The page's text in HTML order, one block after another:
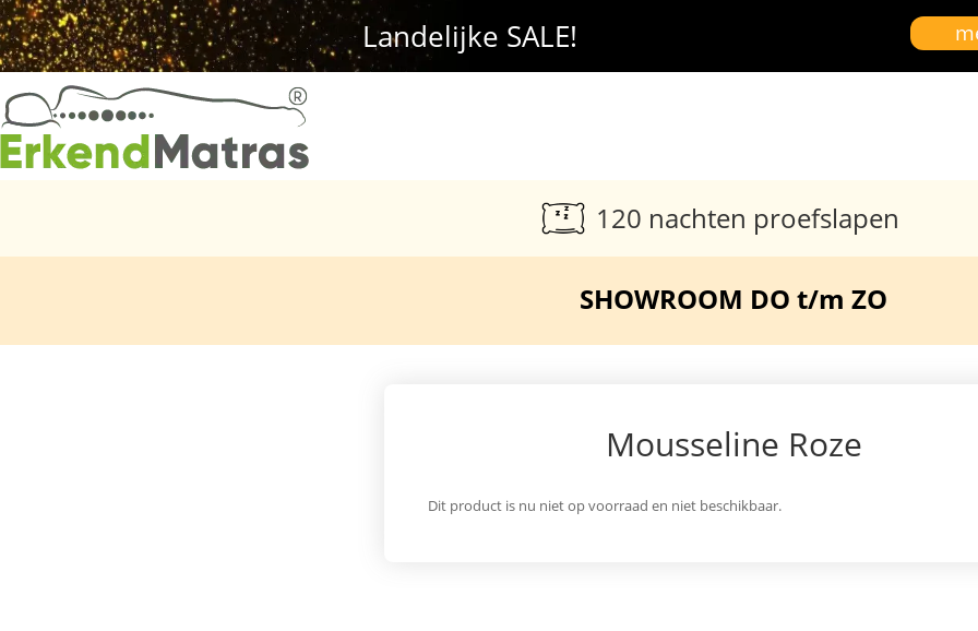
Landelijke SALE!
120 nachten proefslapen
SHOWROOM DO t/m ZO
Mousseline Roze
Dit product is nu niet op voorraad en niet beschikbaar.